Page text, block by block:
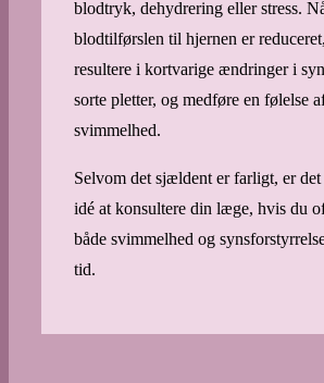
blodtryk, dehydrering eller stress.
blodtilførslen til hjernen er
resultere i kortvarige ændringer i
sorte pletter, og medføre en følelse
svimmelhed.
Selvom det sjældent er farligt, er
idé at konsultere din læge, hvis du
både svimmelhed og
tid.